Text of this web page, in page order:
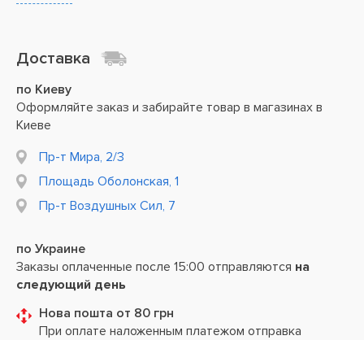
Доставка
по Киеву
Оформляйте заказ и забирайте товар в магазинах в
Киеве
Пр-т Мира, 2/3
Площадь Оболонская, 1
Пр-т Воздушных Сил, 7
по Украине
Заказы оплаченные после 15:00 отправляются на
следующий день
Нова пошта от 80 грн
При оплате наложенным платежом отправка